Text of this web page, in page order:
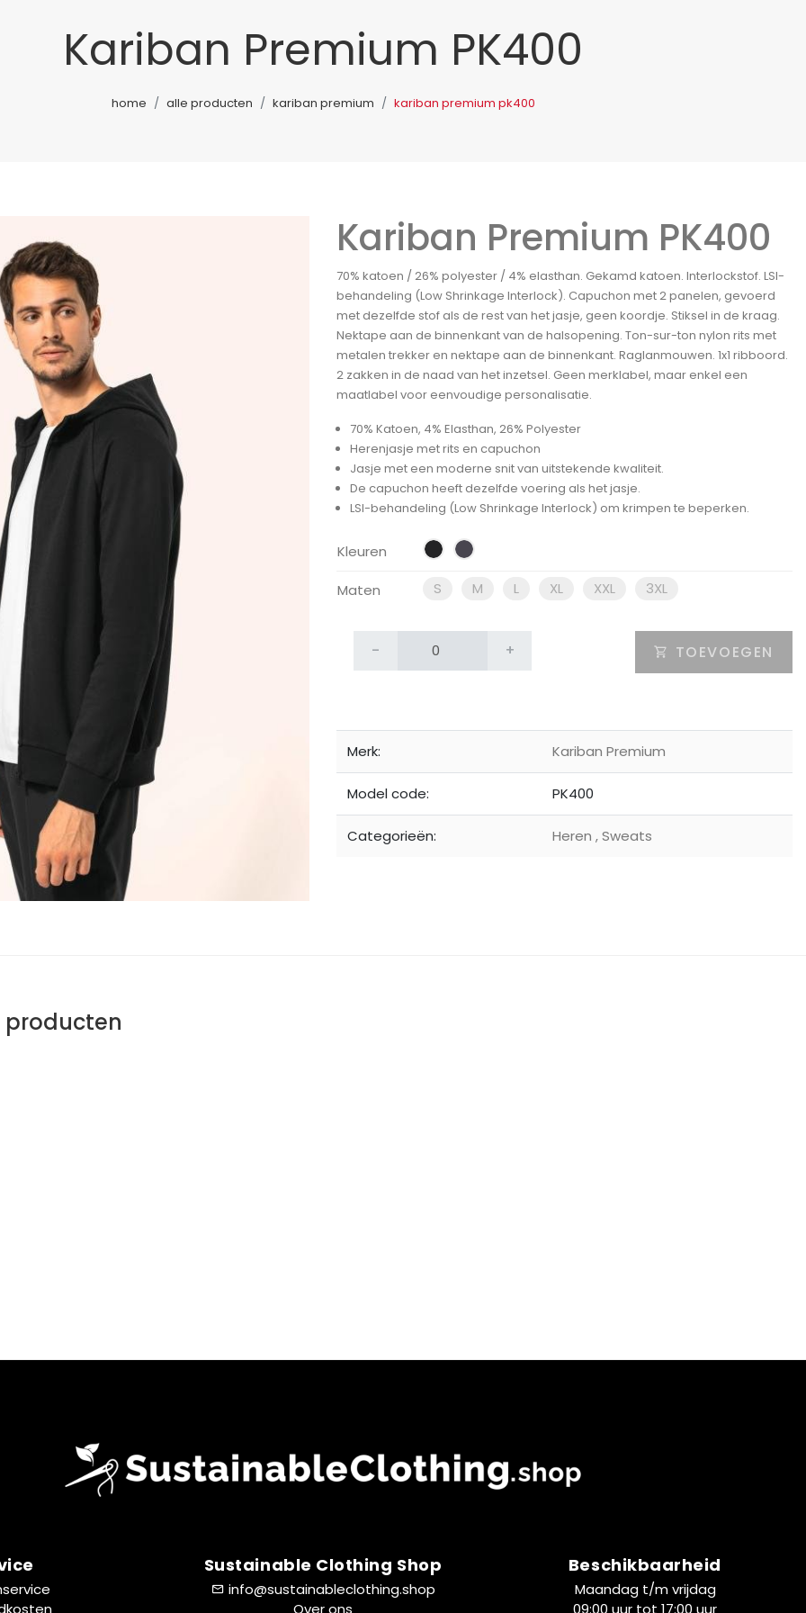
Kariban Premium PK400
home alle producten kariban premium kariban premium pk400
Kariban Premium PK400
70% katoen / 26% polyester / 4% elasthan. Gekamd katoen. Interlockstof. LSI-
behandeling (Low Shrinkage Interlock). Capuchon met 2 panelen, gevoerd
met dezelfde stof als de rest van het jasje, geen koordje. Stiksel in de kraag.
Nektape aan de binnenkant van de halsopening. Ton-sur-ton nylon rits met
metalen trekker en nektape aan de binnenkant. Raglanmouwen. 1x1 ribboord.
2 zakken in de naad van het inzetsel. Geen merklabel, maar enkel een
maatlabel voor eenvoudige personalisatie.
70% Katoen, 4% Elasthan, 26% Polyester
Herenjasje met rits en capuchon
Jasje met een moderne snit van uitstekende kwaliteit.
De capuchon heeft dezelfde voering als het jasje.
LSI-behandeling (Low Shrinkage Interlock) om krimpen te beperken.
Kleuren
Maten S M L XL XXL 3XL
- + TOEVOEGEN
Merk: Kariban Premium
Model code: PK400
Categorieën: Heren ,Sweats
producten
Sustainable Clothing Shop
info@sustainableclothing.shop
Over ons
Beschikbaarheid
Maandag t/m vrijdag
09:00 uur tot 17:00 uur